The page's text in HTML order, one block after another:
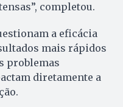
completou.
a eficácia
mais rápidos
problemas
diretamente a